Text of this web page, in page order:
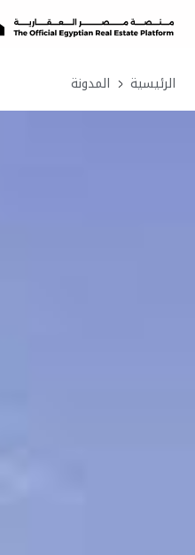
الرئيسية المدونة